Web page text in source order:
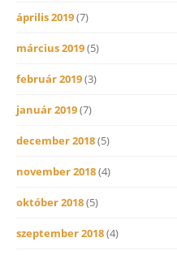
április 2019(7)
március 2019(5)
február 2019(3)
január 2019(7)
december 2018(5)
november 2018(4)
október 2018(5)
szeptember 2018(4)